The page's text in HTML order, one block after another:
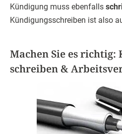
Kündigung muss ebenfalls
Kündigungsschreiben ist also
Machen Sie es richtig:
schreiben &